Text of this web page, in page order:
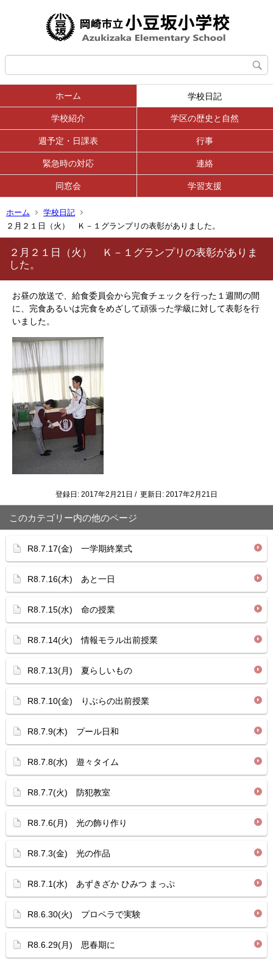
ホーム 学校日記
学校紹介 学区の歴史と自然
週予定・日課表 行事
緊急時の対応 連絡
同窓会 学習支援
ホーム
学校日記
２月２１日（火） Ｋ－１グランプリの表彰がありました。
２月２１日（火） Ｋ－１グランプリの表彰がありま
した。
お昼の放送で、給食委員会から完食チェックを行った１週間の間
に、完食あるいは完食をめざして頑張った学級に対して表彰を行
いました。
登録日: 2017年2月21日 / 更新日: 2017年2月21日
このカテゴリー内の他のページ
R8.7.17(金) 一学期終業式
R8.7.16(木) あと一日
R8.7.15(水) 命の授業
R8.7.14(火) 情報モラル出前授業
R8.7.13(月) 夏らしいもの
R8.7.10(金) りぶらの出前授業
R8.7.9(木) プール日和
R8.7.8(水) 遊々タイム
R8.7.7(火) 防犯教室
R8.7.6(月) 光の飾り作り
R8.7.3(金) 光の作品
R8.7.1(水) あずきざか ひみつ まっぷ
R8.6.30(火) プロペラで実験
R8.6.29(月) 思春期に